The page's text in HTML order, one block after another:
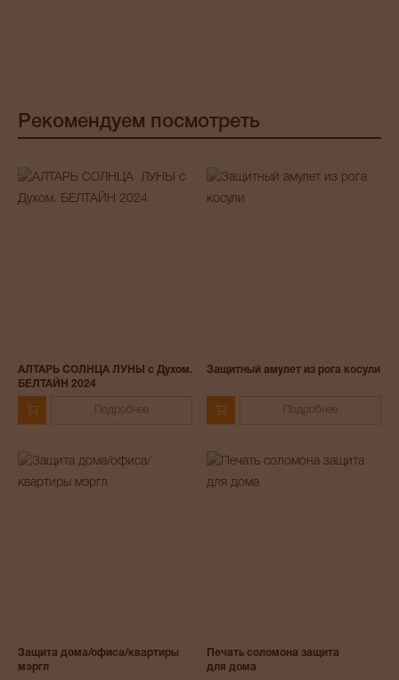
Рекомендуем посмотреть
АЛТАРЬ СОЛНЦА ЛУНЫ с Духом.
БЕЛТАЙН 2024
Подробнее
Защитный амулет из рога косули
Подробнее
Защита дома/офиса/квартиры
мэргл
Печать соломона защита
для дома